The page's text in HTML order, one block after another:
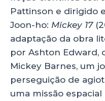
A
p
p
b
o
o
k
dI
n
Pattinson e dirigido
Joon-ho: Mickey 17
adaptação da obra
por Ashton Edward,
Mickey Barnes, um
perseguição de
uma missão